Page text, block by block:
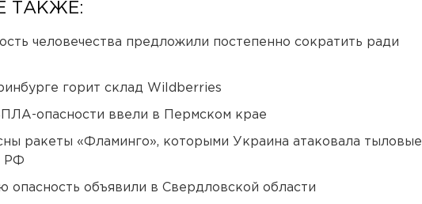
ТАКЖЕ:
человечества предложили постепенно сократить ради
горит склад Wildberries
опасности ввели в Пермском крае
ракеты «Фламинго», которыми Украина атаковала тыловые
РФ
опасность объявили в Свердловской области